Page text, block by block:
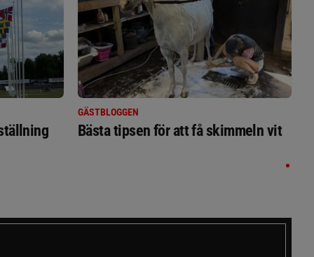
GÄSTBLOGGEN
Bästa tipsen för att få skimmeln vit